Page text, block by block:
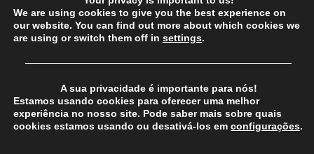
Vida Justa
dezanove
We are using cookies to give you the best experience on
our website. You can find out more about which cookies we
are using or switch them off in settings.
──────────────────────────────────────
A sua privacidade é importante para nós!
Estamos usando cookies para oferecer uma melhor
experiência no nosso site. Pode saber mais sobre quais
cookies estamos usando ou desativá-los em configurações.